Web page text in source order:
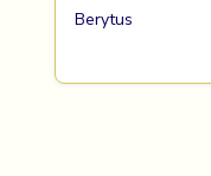
Berytus